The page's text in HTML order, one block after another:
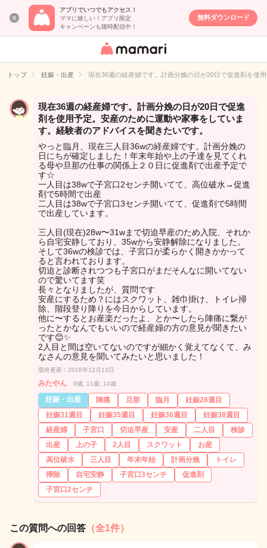
アプリでいつでもアクセス！
ママに嬉しい！アプリ限定
キャンペーンも随時配信中！
無料ダウンロード
女性専用匿名QA
イト
トップ 妊娠・出産 現在36週の経産婦です。計画分娩の日が20日で促進剤を使
現在36週の経産婦です。計画分娩の日が20日で促進
剤を使用予定。安産のために運動や家事をしていま
す。経験者のアドバイスを聞きたいです。
やっと臨月、現在三人目36wの経産婦です。計画分娩の
日にちが確定しました！年末年始や上の子達を見てくれ
る母や旦那の仕事の関係上２０日に促進剤で出産予定で
す☆
一人目は38wで子宮口2センチ開いてて、高位破水→促進
剤で5時間で出産
二人目は38wで子宮口3センチ開いてて、促進剤で5時間
で出産しています。
三人目(現在)28w〜31wまで切迫早産のため入院、それか
ら自宅安静しており、35wから安静解除になりました。
そして36wの検診では、子宮口が柔らかく開きかかって
ると言われております。
切迫と診断されつつも子宮口がまだそんなに開いてない
ので驚いてます笑
長々となりましたが、質問です
安産にするため？にはスクワット、雑巾掛け、トイレ掃
除、階段登り降りを今日からしています。
他に〜するとお産楽だったよ、とか〜したら陣痛に繋が
ったとかなんでもいいので経産婦の方の意見が聞きたい
です😊✨
2人目と間は空いてないのですが細かく覚えてなくて、み
なさんの意見を聞いてみたいと思いました！
最終更新：2016年12月13日
みたやん 9歳, 11歳, 14歳
妊娠・出産 陣痛 旦那 臨月
妊娠28週目
妊娠31週目
妊娠35週目 妊娠36週目
妊娠38週目
経産婦
子宮口 切迫早産 安産 二人目
検診
出産
上の子 2人目 スクワット
お産
高位破水
三人目 年末年始 計画分娩
トイレ
掃除
自宅安静 子宮口3センチ
促進剤
子宮口2センチ
この質問への回答 （全1件）